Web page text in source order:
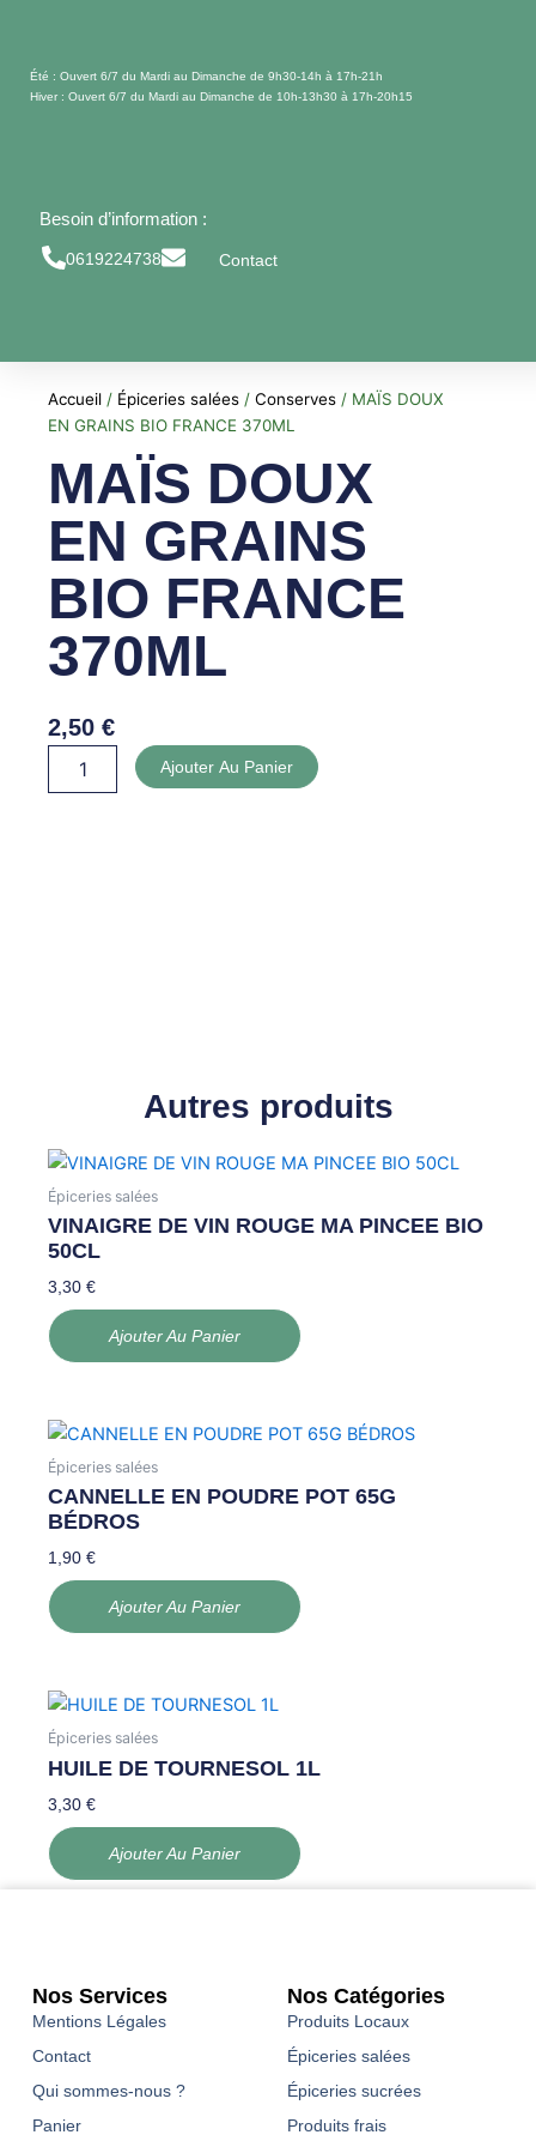
contenuÉté : Ouvert 6/7 du Mardi au Dimanche de 9h30-14h à 17h-21h
Hiver : Ouvert 6/7 du Mardi au Dimanche de 10h-13h30 à 17h-20h15
Besoin d’information :
0619224738 Contact
Accueil / Épiceries salées /Conserves / MAÏS DOUX
EN GRAINS BIO FRANCE 370ML
MAÏS DOUX
EN GRAINS
BIO FRANCE
370ML
2,50€
Ajouter Au Panier
Autres produits
Épiceries salées
VINAIGRE DE VIN ROUGE MA PINCEE BIO
50CL
3,30€
Ajouter Au Panier
Épiceries salées
CANNELLE EN POUDRE POT 65G
BÉDROS
1,90€
Ajouter Au Panier
Épiceries salées
HUILE DE TOURNESOL 1L
3,30€
Ajouter Au Panier
Nos Services
Mentions Légales
Contact
Qui sommes-nous ?
Panier
Nos Catégories
Produits Locaux
Épiceries salées
Épiceries sucrées
Produits frais